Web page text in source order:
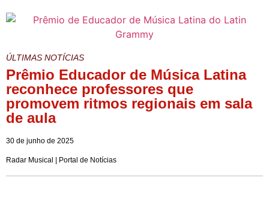
ÚLTIMAS NOTÍCIAS
Prêmio Educador de Música Latina
reconhece professores que
promovem ritmos regionais em sala
de aula
30 de junho de 2025
Radar Musical | Portal de Notícias